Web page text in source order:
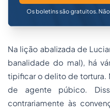
Os boletins são gratuitos.
Na lição abalizada de
banalidade do mal), há
tipificar o delito de tortura.
de agente púbico.
contrariamente às